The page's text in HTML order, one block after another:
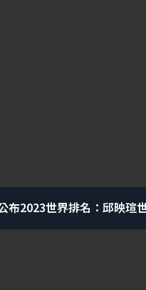
布2023世界排名：邱映瑄